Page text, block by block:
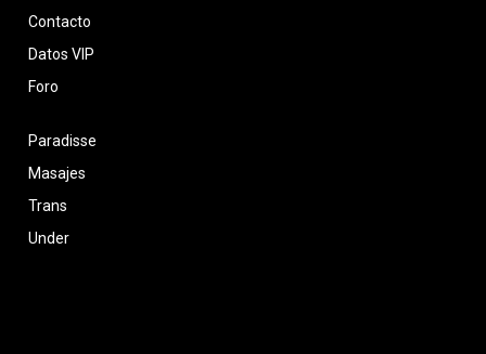
Paradisse
Masajes
Trans
Under
Contacto
Datos VIP
Foro